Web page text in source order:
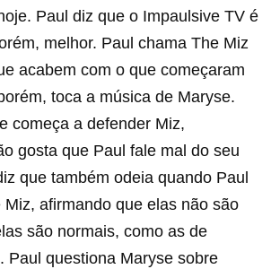
Paul diz que o Impaulsive TV é
melhor. Paul chama The Miz
acabem com o que começaram
toca a música de Maryse.
começa a defender Miz,
gosta que Paul fale mal do seu
que também odeia quando Paul
afirmando que elas não são
são normais, como as de
Paul questiona Maryse sobre